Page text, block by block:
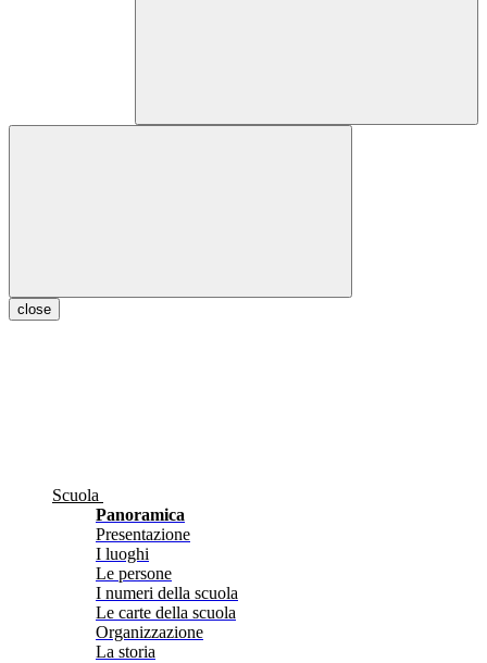
close
Scuola
Panoramica
Presentazione
I luoghi
Le persone
I numeri della scuola
Le carte della scuola
Organizzazione
La storia